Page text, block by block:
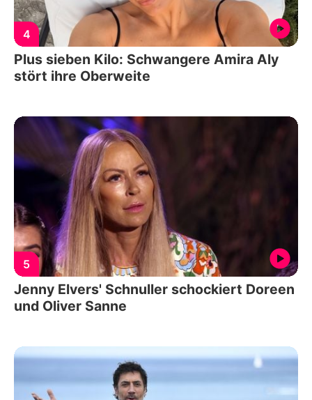
4
Plus sieben Kilo: Schwangere Amira Aly
stört ihre Oberweite
5
Jenny Elvers' Schnuller schockiert Doreen
und Oliver Sanne